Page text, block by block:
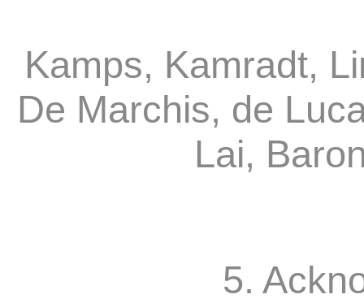
Kamps, Kamradt,
De Marchis, de
Lai,
5.